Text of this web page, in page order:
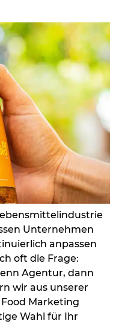
Unternehmen
anpassen
oft die Frage:
Agentur, dann
wir aus unserer
Marketing
Wahl für Ihr